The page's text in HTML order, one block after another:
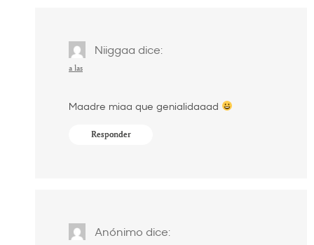
Niiggaa dice:
a las
Maadre miaa que genialidaaad
Responder
Anónimo dice: